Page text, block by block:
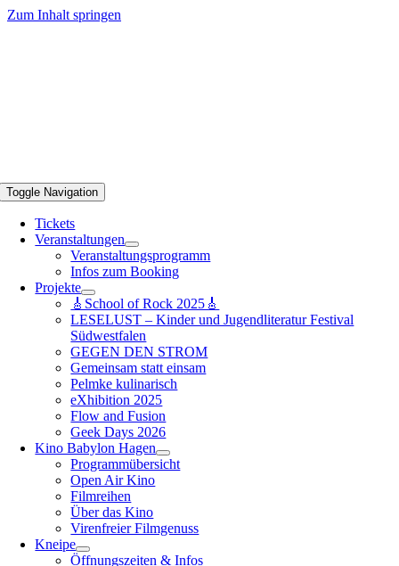
Zum Inhalt springen
Toggle Navigation
Tickets
Veranstaltungen
Veranstaltungsprogramm
Infos zum Booking
Projekte
🎸School of Rock 2025🎸
LESELUST – Kinder und Jugendliteratur Festival
Südwestfalen
GEGEN DEN STROM
Gemeinsam statt einsam
Pelmke kulinarisch
eXhibition 2025
Flow and Fusion
Geek Days 2026
Kino Babylon Hagen
Programmübersicht
Open Air Kino
Filmreihen
Über das Kino
Virenfreier Filmgenuss
Kneipe
Öffnungszeiten & Infos